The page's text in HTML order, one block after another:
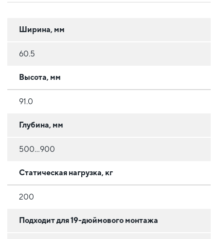
Ширина, мм
60.5
Высота, мм
91.0
Глубина, мм
500...900
Статическая нагрузка, кг
200
Подходит для 19-дюймового монтажа